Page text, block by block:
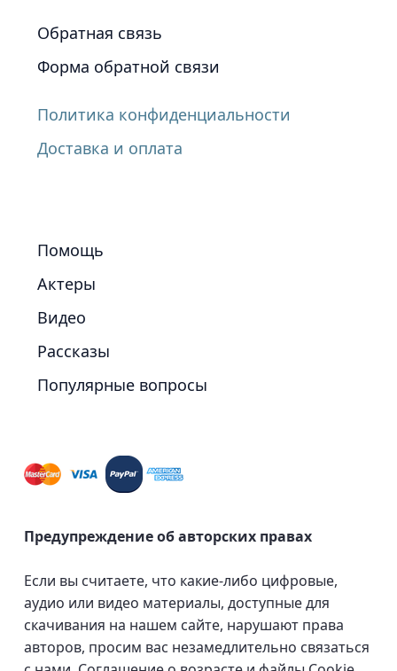
Обратная связь
Форма обратной связи
Политика конфиденциальности
Доставка и оплата
Помощь
Актеры
Видео
Рассказы
Популярные вопросы
Предупреждение об авторских правах
Если вы считаете, что какие-либо цифровые,
аудио или видео материалы, доступные для
скачивания на нашем сайте, нарушают права
авторов, просим вас незамедлительно связаться